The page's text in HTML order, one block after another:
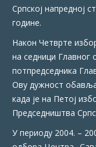
Српској напредној
године.
Након Четврте
на седници Главног
потпредседника
Ову дужност
када је на Петој
Председништва
У периоду 2004. –